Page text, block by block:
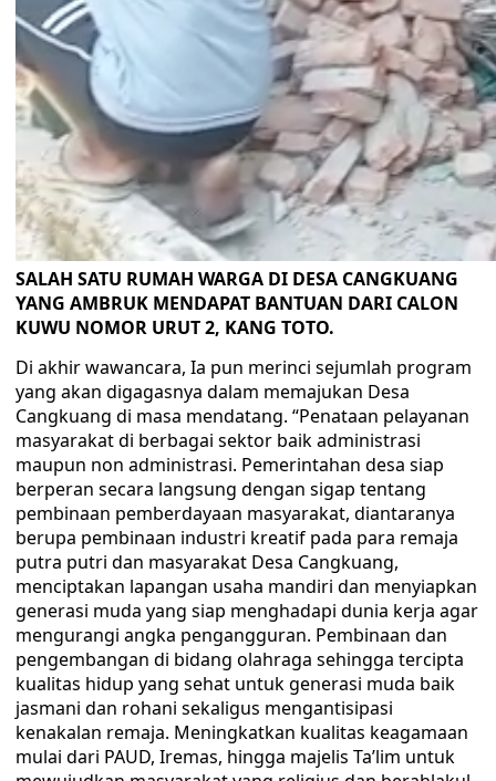
SALAH SATU RUMAH WARGA DI DESA CANGKUANG
YANG AMBRUK MENDAPAT BANTUAN DARI CALON
KUWU NOMOR URUT 2, KANG TOTO.
Di akhir wawancara, Ia pun merinci sejumlah program
yang akan digagasnya dalam memajukan Desa
Cangkuang di masa mendatang. “Penataan pelayanan
masyarakat di berbagai sektor baik administrasi
maupun non administrasi. Pemerintahan desa siap
berperan secara langsung dengan sigap tentang
pembinaan pemberdayaan masyarakat, diantaranya
berupa pembinaan industri kreatif pada para remaja
putra putri dan masyarakat Desa Cangkuang,
menciptakan lapangan usaha mandiri dan menyiapkan
generasi muda yang siap menghadapi dunia kerja agar
mengurangi angka pengangguran. Pembinaan dan
pengembangan di bidang olahraga sehingga tercipta
kualitas hidup yang sehat untuk generasi muda baik
jasmani dan rohani sekaligus mengantisipasi
kenakalan remaja. Meningkatkan kualitas keagamaan
mulai dari PAUD, Iremas, hingga majelis Ta’lim untuk